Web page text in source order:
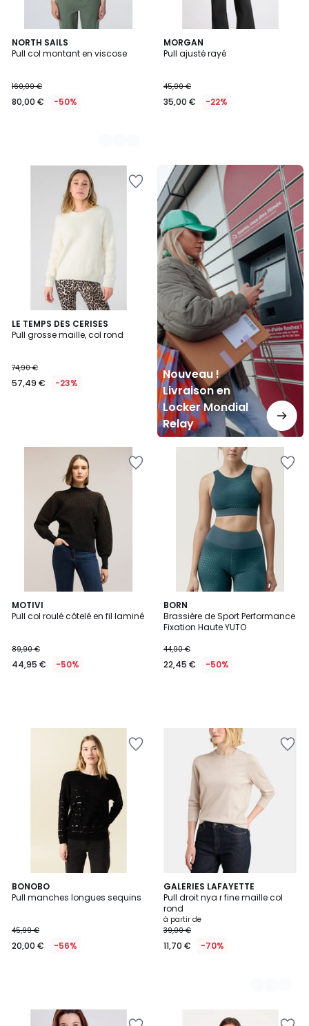
NORTH SAILS
Pull col montant en viscose
160,00 €
80,00 € -50%
2
Couleurs
MORGAN
Pull ajusté rayé
45,00 €
35,00 € -22%
LE TEMPS DES CERISES
Pull grosse maille, col rond
74,90 €
57,49 € -23%
Nouveau !
Livraison en
Locker Mondial
Relay
Nouveau
Livraison
en
Locker
Mondial
Relay
MOTIVI
Pull col roulé côtelé en fil laminé
89,90 €
44,95 € -50%
BORN
Brassière de Sport Performance
Fixation Haute YUTO
44,90 €
22,45 € -50%
BONOBO
Pull manches longues sequins
45,99 €
20,00 € -56%
GALERIES LAFAYETTE
Pull droit nya r fine maille col
rond
à partir de
39,00 €
11,70 € -70%
12
Couleurs